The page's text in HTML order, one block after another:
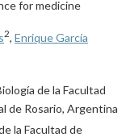
for medicine
2, Enrique García
de la Facultad
de Rosario, Argentina
la Facultad de